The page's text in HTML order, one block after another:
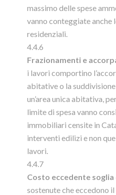
massimo delle spese
vanno conteggiate anche
residenziali.
4.4.6
Frazionamenti e
i lavori comportino
abitative o la
un’area unica abitativa,
limite di spesa vanno
immobiliari censite in
interventi edilizi e non
lavori.
4.4.7
Costo eccedente soglia
sostenute che eccedono